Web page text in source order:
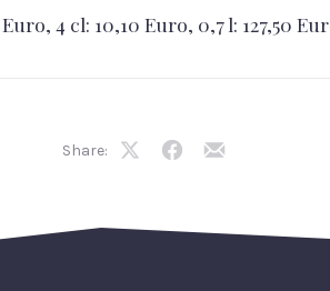
4 cl: 10,10 Euro, 0,7 l: 127,50
Share:
ShareShareShare